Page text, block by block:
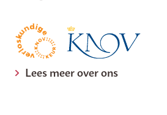
Lees meer over ons